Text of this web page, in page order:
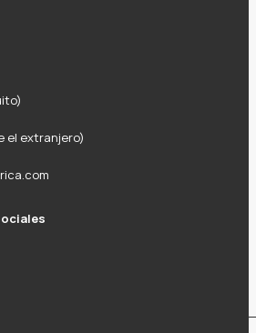
el extranjero)